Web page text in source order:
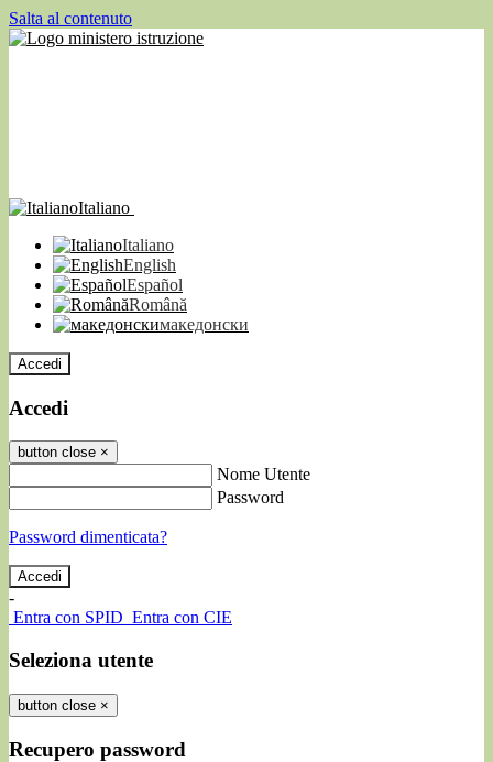
Salta al contenuto
Italiano
Italiano
English
Español
Română
македонски
Accedi
Accedi
button close ×
Nome Utente
Password
Password dimenticata?
-
Entra con SPID Entra con CIE
Seleziona utente
button close ×
Recupero password